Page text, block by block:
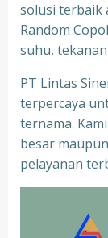
solusi terbaik
Random
suhu,
PT Lintas
terpercaya
ternama.
besar
pelayanan